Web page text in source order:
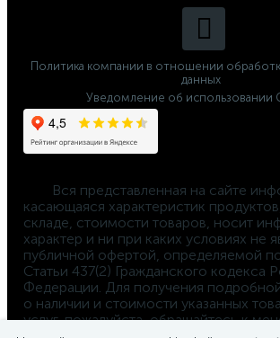
Политика компании в отношении
данных
Уведомление об использовании
касающаяся характеристик
складе, стоимости товаров, носит
характер и ни при каких условиях не
публичной офертой, определяемой
Статьи 437(2) Гражданского кодекса
Федерации. Для получения
о наличии и стоимости указанных
услуг, пожалуйста, обращайтесь к